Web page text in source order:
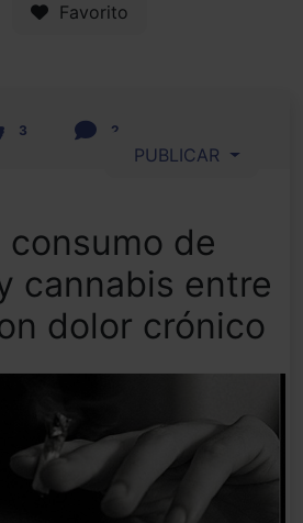
Favorito
3 2
PUBLICAR
consumo de
cannabis entre
dolor crónico